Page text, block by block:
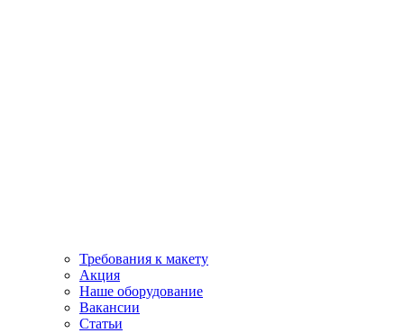
Требования к макету
Акция
Наше оборудование
Вакансии
Статьи